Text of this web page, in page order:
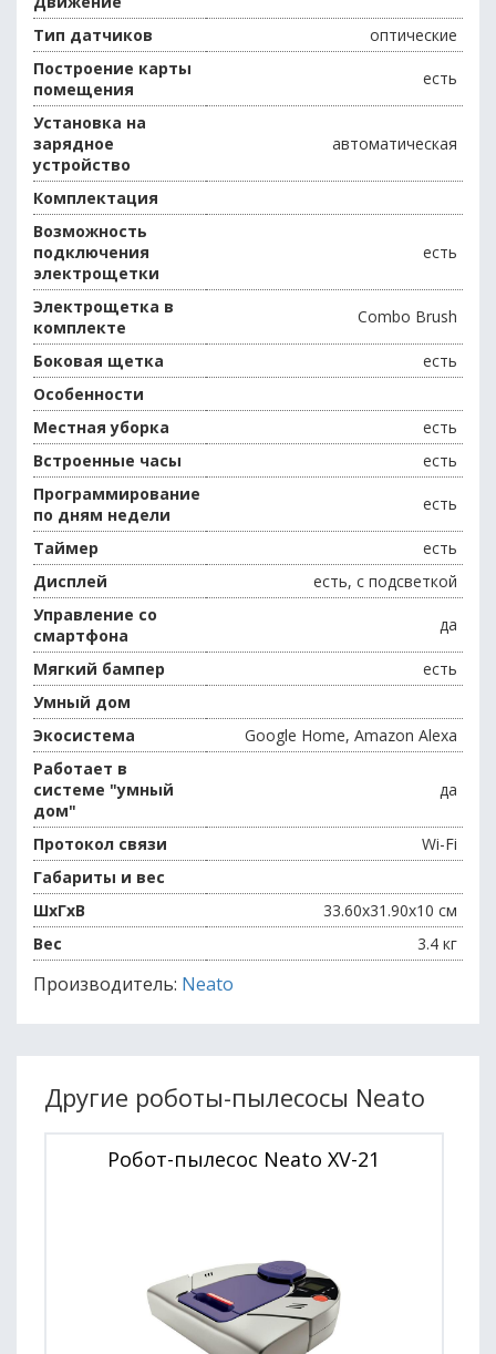
Тип датчиков
оптические
Построение карты
помещения
есть
Установка на
зарядное
устройство
автоматическая
Комплектация
Возможность
подключения
электрощетки
есть
Электрощетка в
комплекте
Combo Brush
Боковая щетка
есть
Особенности
Местная уборка
есть
Встроенные часы
есть
Программирование
по дням недели
есть
Таймер
есть
Дисплей
есть, c подсветкой
Управление со
смартфона
да
Мягкий бампер
есть
Умный дом
Экосистема
Google Home, Amazon Alexa
Работает в
системе "умный
дом"
да
Протокол связи
Wi-Fi
Габариты и вес
ШхГхВ
33.60x31.90x10 см
Вес
3.4 кг
Производитель: Neato
Другие роботы-пылесосы Neato
Робот-пылесос Neato XV-21